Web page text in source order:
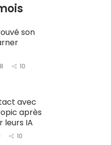
son
10
avec
après
leurs IA
10